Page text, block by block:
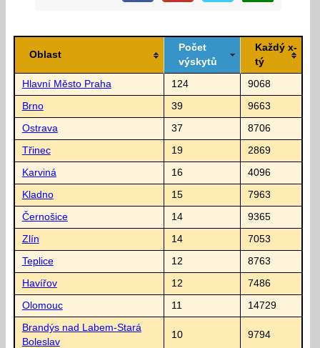
Oblast
Počet
výskytů
Každý x-
tý
Hlavní Město Praha 124 9068
Brno 39 9663
Ostrava 37 8706
Třinec 19 2869
Karviná 16 4096
Kladno 15 7963
Černošice 14 9365
Zlín 14 7053
Teplice 12 8763
Havířov 12 7486
Olomouc 11 14729
Brandýs nad Labem-Stará
Boleslav
10 9794